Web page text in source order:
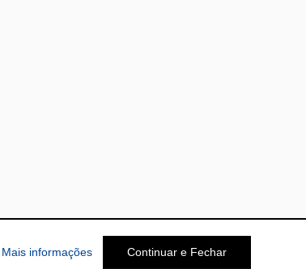
Mais informações Continuar e Fechar